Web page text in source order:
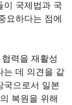
이 국제법과 국
요하다는 점에
력을 재활성
는 데 의견을 같
국으로서 일본
복원을 위해